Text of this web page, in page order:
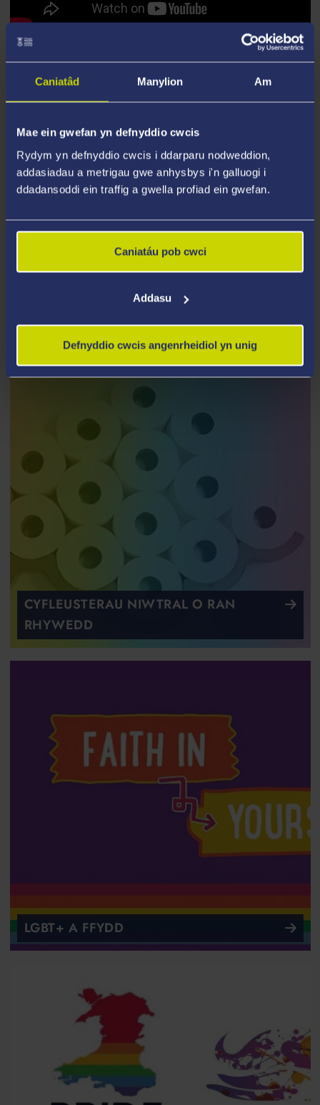
Caniatâd Manylion Am
Mae ein gwefan yn defnyddio cwcis
Rydym yn defnyddio cwcis i ddarparu nodweddion,
addasiadau a metrigau gwe anhysbys i'n galluogi i
ddadansoddi ein traffig a gwella profiad ein gwefan.
Caniatáu pob cwci
Addasu
Defnyddio cwcis angenrheidiol yn unig
BORE COFFI LGBT+
Dydd Mercher, Yr Hafan
CYFLEUSTERAU NIWTRAL O RAN
RHYWEDD
LGBT+ A FFYDD